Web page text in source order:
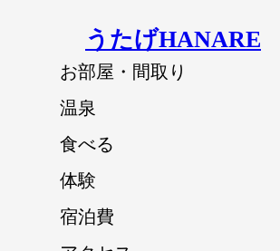
うたげHANARE
お部屋・間取り
温泉
食べる
体験
宿泊費